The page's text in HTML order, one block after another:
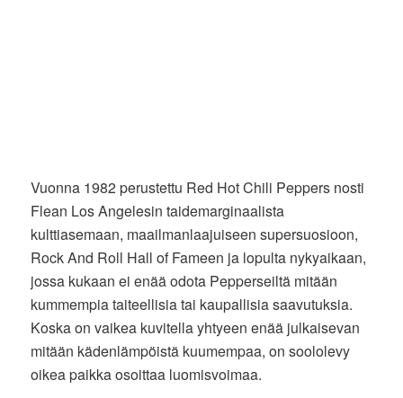
Vuonna 1982 perustettu Red Hot Chili Peppers nosti
Flean Los Angelesin taidemarginaalista
kulttiasemaan, maailmanlaajuiseen supersuosioon,
Rock And Roll Hall of Fameen ja lopulta nykyaikaan,
jossa kukaan ei enää odota Pepperseiltä mitään
kummempia taiteellisia tai kaupallisia saavutuksia.
Koska on vaikea kuvitella yhtyeen enää julkaisevan
mitään kädenlämpöistä kuumempaa, on soololevy
oikea paikka osoittaa luomisvoimaa.